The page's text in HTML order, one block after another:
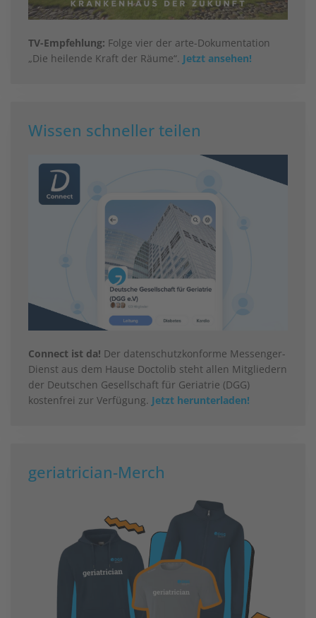
TV-Empfehlung: Folge vier der arte-Dokumentation
„Die heilende Kraft der Räume“. Jetzt ansehen!
Wissen schneller teilen
Connect ist da! Der datenschutzkonforme Messenger-
Dienst aus dem Hause Doctolib steht allen Mitgliedern
der Deutschen Gesellschaft für Geriatrie (DGG)
kostenfrei zur Verfügung. Jetzt herunterladen!
geriatrician-Merch